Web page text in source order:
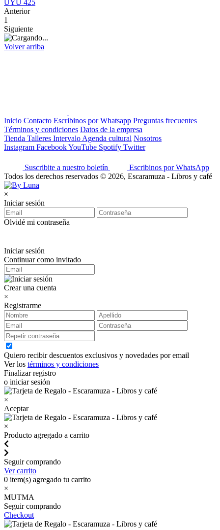
UYU 425
Anterior
1
Siguiente
Volver arriba
Inicio Contacto Escribinos por Whatsapp Preguntas frecuentes
Términos y condiciones Datos de la empresa
Tienda Talleres Intervalo Agenda cultural Nosotros
Instagram FacebookYouTube Spotify Twitter
Suscribite a nuestro boletín
Escribinos por WhatsApp
Todos los derechos reservados © 2026, Escaramuza - Libros y café
×
Iniciar sesión
Olvidé mi contraseña
Iniciar sesión
Continuar como invitado
Crear una cuenta
×
Registrarme
Quiero recibir descuentos exclusivos y novedades por email
Ver los términos y condiciones
Finalizar registro
o iniciar sesión
×
Aceptar
×
Producto agregado a carrito
Seguir comprando
Ver carrito
0 item(s) agregado tu carrito
×
MUTMA
Seguir comprando
Checkout